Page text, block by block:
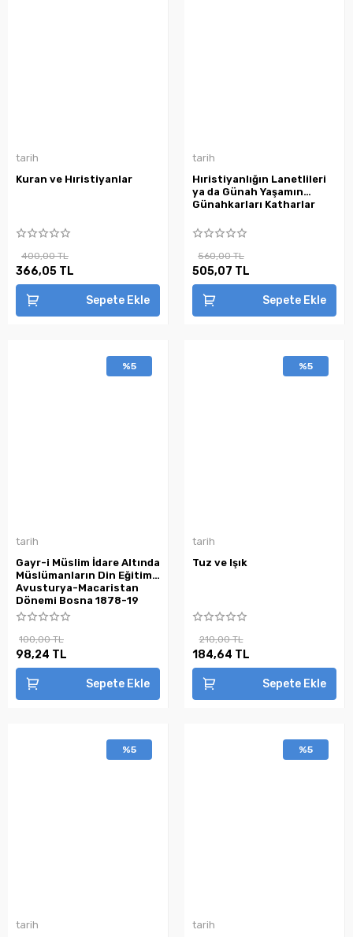
tarih
Kuran ve Hıristiyanlar
400,00 TL
366,05 TL
Sepete Ekle
tarih
Hıristiyanlığın Lanetlileri
ya da Günah Yaşamın
Günahkarları Katharlar
560,00 TL
505,07 TL
Sepete Ekle
%5
tarih
Gayr-i Müslim İdare Altında
Müslümanların Din Eğitimi
Avusturya-Macaristan
Dönemi Bosna 1878-19
100,00 TL
98,24 TL
Sepete Ekle
%5
tarih
Tuz ve Işık
210,00 TL
184,64 TL
Sepete Ekle
%5
tarih
%5
tarih